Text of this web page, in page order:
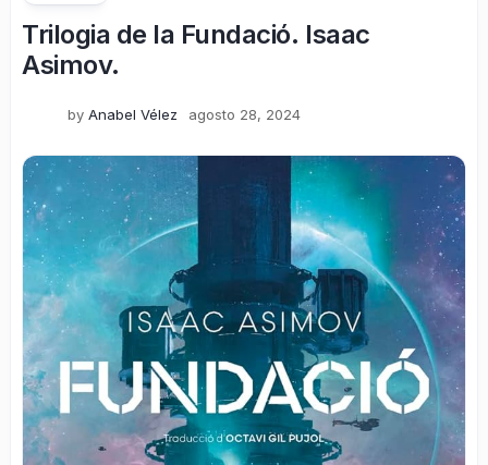
Trilogia de la Fundació. Isaac
Asimov.
by Anabel Vélez agosto 28, 2024